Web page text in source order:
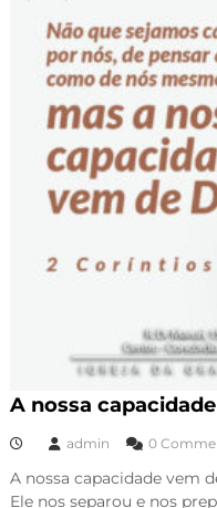
A nossa
admin 0
A nossa capacidade vem
Ele nos separou e nos